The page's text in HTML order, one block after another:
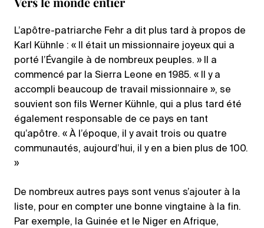
L’apôtre-patriarche Fehr a dit plus tard à propos de
Karl Kühnle : « Il était un missionnaire joyeux qui a
porté l’Évangile à de nombreux peuples. » Il a
commencé par la Sierra Leone en 1985. « Il y a
accompli beaucoup de travail missionnaire », se
souvient son fils Werner Kühnle, qui a plus tard été
également responsable de ce pays en tant
qu’apôtre. « À l’époque, il y avait trois ou quatre
communautés, aujourd’hui, il y en a bien plus de 100.
»
De nombreux autres pays sont venus s’ajouter à la
liste, pour en compter une bonne vingtaine à la fin.
Par exemple, la Guinée et le Niger en Afrique,